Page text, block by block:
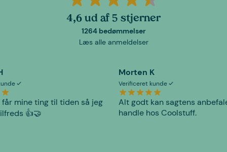
4,6 ud af 5 stjerner
1264 bedømmelser
Læs alle anmeldelser
får mine ting til tiden så jeg
👍🤝
Morten K
Verificeret kunde
Alt godt kan sagtens
handle hos Coolstuff.